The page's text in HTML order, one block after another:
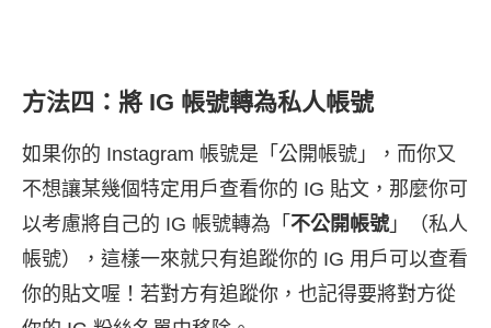
方法四：將 IG 帳號轉為私人帳號
如果你的 Instagram 帳號是「公開帳號」，而你又
不想讓某幾個特定用戶查看你的 IG 貼文，那麼你可
以考慮將自己的 IG 帳號轉為「 不公開帳號」（私人
帳號），這樣一來就只有追蹤你的 IG 用戶可以查看
你的貼文喔！若對方有追蹤你，也記得要將對方從